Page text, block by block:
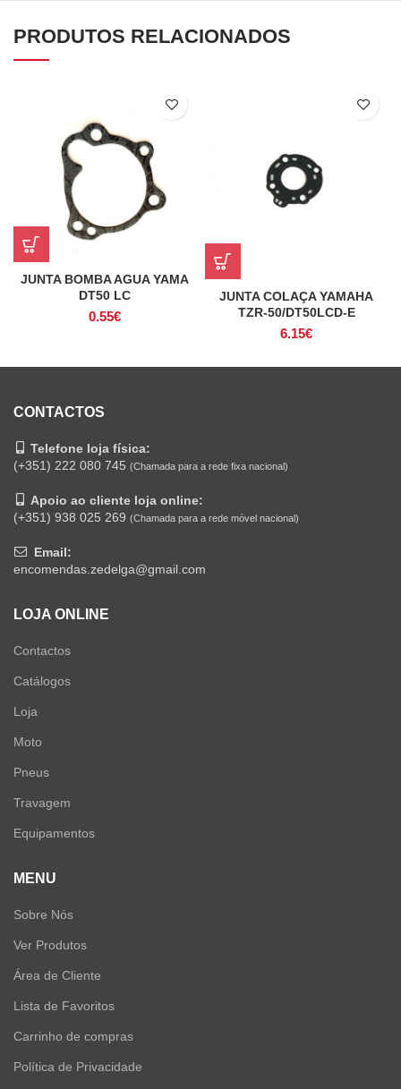
PRODUTOS RELACIONADOS
JUNTA BOMBA AGUA YAMA
DT50 LC
0.55€
JUNTA COLAÇA YAMAHA
TZR-50/DT50LCD-E
6.15€
CONTACTOS
Telefone loja física:
(+351) 222 080 745 (Chamada para a rede fixa nacional)
Apoio ao cliente loja online:
(+351) 938 025 269 (Chamada para a rede móvel nacional)
Email:
encomendas.zedelga@gmail.com
LOJA ONLINE
Contactos
Catálogos
Loja
Moto
Pneus
Travagem
Equipamentos
MENU
Sobre Nós
Ver Produtos
Área de Cliente
Lista de Favoritos
Carrinho de compras
Política de Privacidade